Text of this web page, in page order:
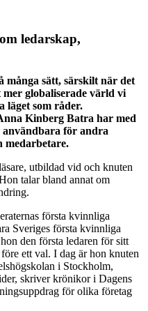
ledarskap,
många sätt, särskilt när det
globaliserade värld vi
läget som råder.
Kinberg Batra har med
användbara för andra
medarbetare.
utbildad vid och knuten
talar bland annat om
första kvinnliga
Sveriges första kvinnliga
den första ledaren för sitt
ett val. I dag är hon knuten
i Stockholm,
skriver krönikor i Dagens
för olika företag